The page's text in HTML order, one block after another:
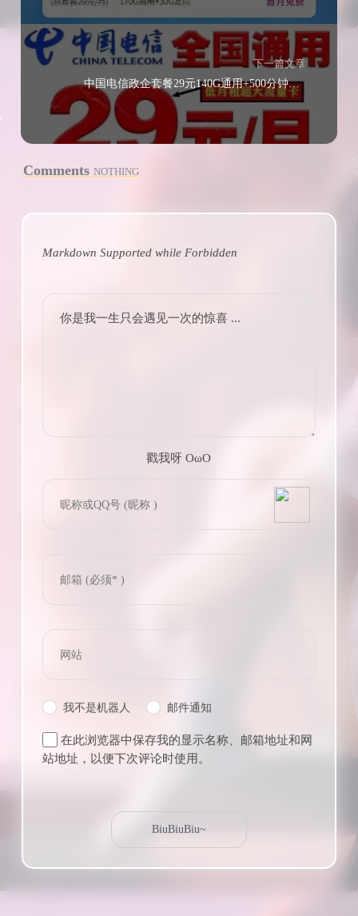
下一篇文章
中国电信政企套餐29元140G通用+500分钟通话成本价开车
Comments NOTHING
Markdown Supported while Forbidden
你是我一生只会遇见一次的惊喜 ...
戳我呀 OωO
Tieba
我不是机器人 邮件通知
在此浏览器中保存我的显示名称、邮箱地址和网
站地址，以便下次评论时使用。